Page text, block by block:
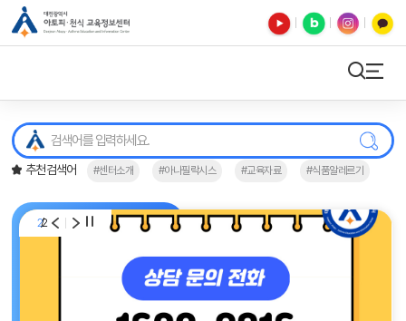
추천검색어 #센터소개 #아나필락시스 #교육자료 #식품알레르기
2/2